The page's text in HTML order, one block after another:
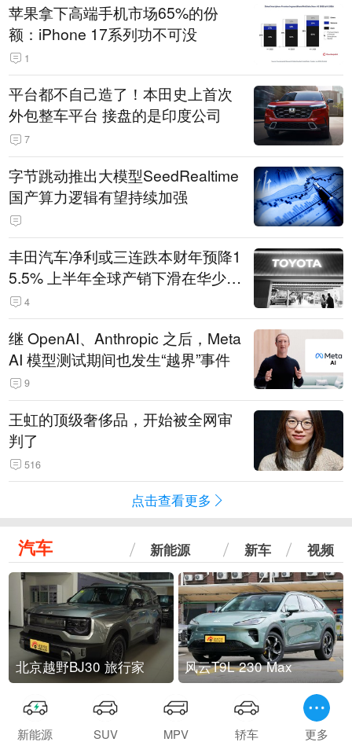
苹果拿下高端手机市场65%的份
额：iPhone 17系列功不可没
1
平台都不自己造了！本田史上首次
外包整车平台 接盘的是印度公司
7
字节跳动推出大模型SeedRealtime
国产算力逻辑有望持续加强
丰田汽车净利或三连跌本财年预降1
5.5% 上半年全球产销下滑在华少卖
14.3万辆
4
继 OpenAI、Anthropic 之后，Meta
AI 模型测试期间也发生“越界”事件
9
王虹的顶级奢侈品，开始被全网审
判了
516
点击查看更多
汽车 新能源 新车 视频
北京越野BJ30 旅行家 风云T9L 230 Max
新能源 SUV MPV 轿车 更多